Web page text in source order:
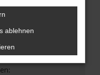
Schritte versucht
Wir werden
beheben. Du kannst
uns bei der
ablehnen